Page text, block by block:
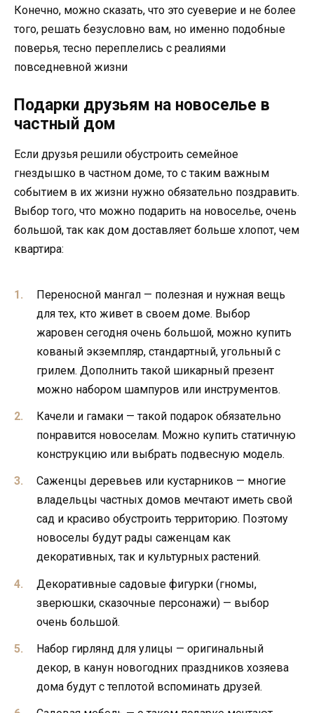
Конечно, можно сказать, что это суеверие и не более
того, решать безусловно вам, но именно подобные
поверья, тесно переплелись с реалиями
повседневной жизни
Подарки друзьям на новоселье в
частный дом
Если друзья решили обустроить семейное
гнездышко в частном доме, то с таким важным
событием в их жизни нужно обязательно поздравить.
Выбор того, что можно подарить на новоселье, очень
большой, так как дом доставляет больше хлопот, чем
квартира:
Переносной мангал — полезная и нужная вещь
для тех, кто живет в своем доме. Выбор
жаровен сегодня очень большой, можно купить
кованый экземпляр, стандартный, угольный с
грилем. Дополнить такой шикарный презент
можно набором шампуров или инструментов.
Качели и гамаки — такой подарок обязательно
понравится новоселам. Можно купить статичную
конструкцию или выбрать подвесную модель.
Саженцы деревьев или кустарников — многие
владельцы частных домов мечтают иметь свой
сад и красиво обустроить территорию. Поэтому
новоселы будут рады саженцам как
декоративных, так и культурных растений.
Декоративные садовые фигурки (гномы,
зверюшки, сказочные персонажи) — выбор
очень большой.
Набор гирлянд для улицы — оригинальный
декор, в канун новогодних праздников хозяева
дома будут с теплотой вспоминать друзей.